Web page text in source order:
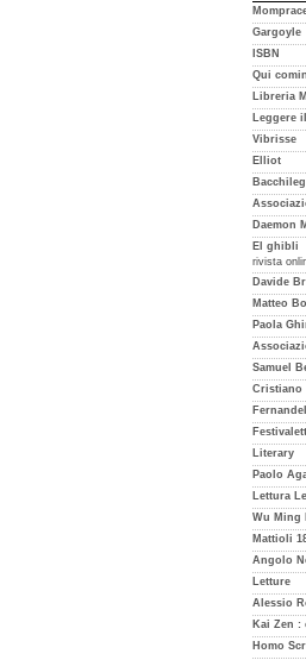
Gargoyle
ISBN
Qui
Libreria
Leggere
Vibrisse
Elliot
Daemon
El ghibli
rivista
Davide
Matteo
Paola
Samuel
Cristiano
Fernandel
Literary
Paolo
Lettura
Wu Ming
Mattioli
Angolo
Letture
Alessio
Kai Zen :
Homo